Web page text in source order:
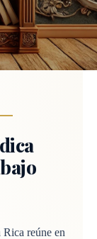
reúne en